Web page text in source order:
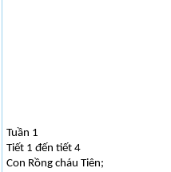
Tuần 1
Tiết 1 đến tiết 4
Con Rồng cháu Tiên;